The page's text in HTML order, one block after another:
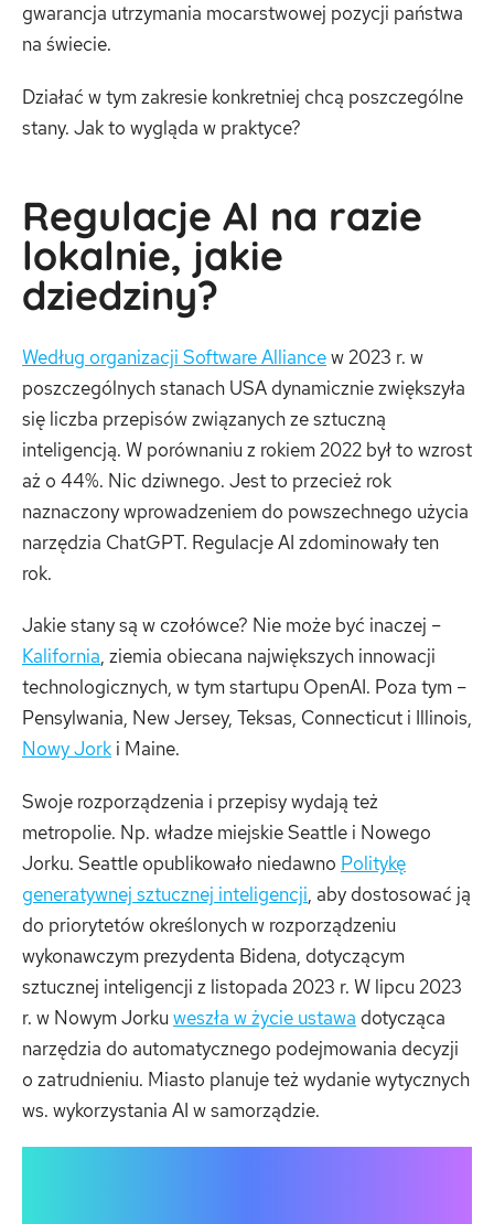
gwarancja utrzymania mocarstwowej pozycji państwa
na świecie.
Działać w tym zakresie konkretniej chcą poszczególne
stany. Jak to wygląda w praktyce?
Regulacje AI na razie
lokalnie, jakie
dziedziny?
Według organizacji Software Alliancew 2023 r. w
poszczególnych stanach USA dynamicznie zwiększyła
się liczba przepisów związanych ze sztuczną
inteligencją. W porównaniu z rokiem 2022 był to wzrost
aż o 44%. Nic dziwnego. Jest to przecież rok
naznaczony wprowadzeniem do powszechnego użycia
narzędzia ChatGPT. Regulacje AI zdominowały ten
rok.
Jakie stany są w czołówce? Nie może być inaczej –
Kalifornia, ziemia obiecana największych innowacji
technologicznych, w tym startupu OpenAI. Poza tym –
Pensylwania, New Jersey, Teksas, Connecticut i Illinois,
Nowy Jork i Maine.
Swoje rozporządzenia i przepisy wydają też
metropolie. Np. władze miejskie Seattle i Nowego
Jorku. Seattle opublikowało niedawno Politykę
generatywnej sztucznej inteligencji, aby dostosować ją
do priorytetów określonych w rozporządzeniu
wykonawczym prezydenta Bidena, dotyczącym
sztucznej inteligencji z listopada 2023 r. W lipcu 2023
r. w Nowym Jorkuweszła w życie ustawa dotycząca
narzędzia do automatycznego podejmowania decyzji
o zatrudnieniu. Miasto planuje też wydanie wytycznych
ws. wykorzystania AI w samorządzie.